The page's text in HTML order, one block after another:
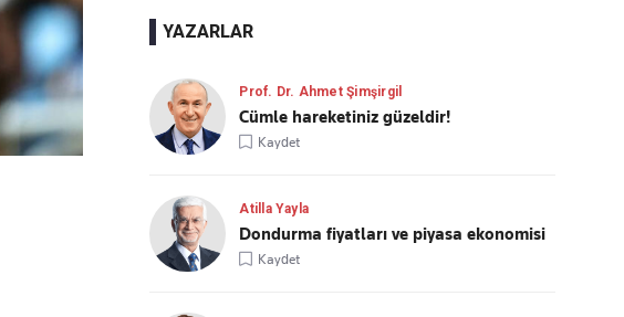
YAZARLAR
Prof. Dr. Ahmet Şimşirgil
Cümle hareketiniz güzeldir!
Kaydet
Atilla Yayla
Dondurma fiyatları ve piyasa ekonomisi
Kaydet